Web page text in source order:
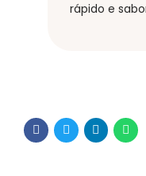
rápido e